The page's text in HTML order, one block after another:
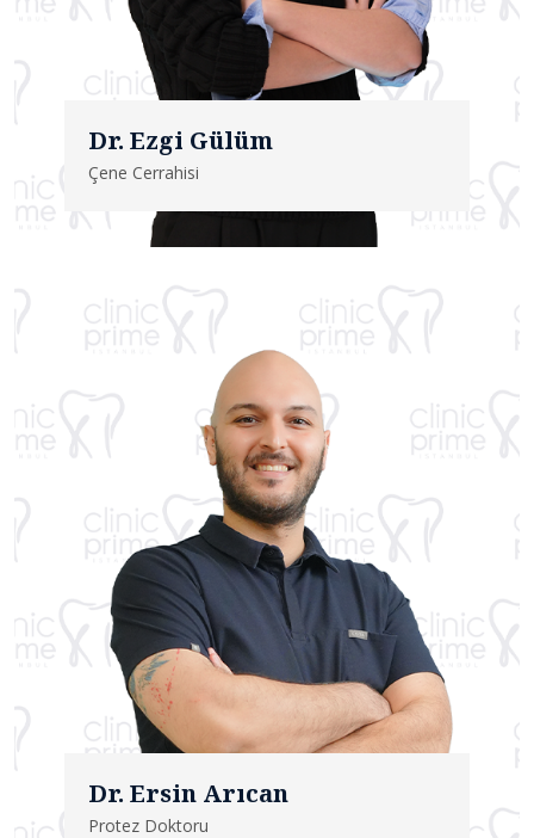
Dr. Ezgi Gülüm
Çene Cerrahisi
Dr. Ersin Arıcan
Protez Doktoru